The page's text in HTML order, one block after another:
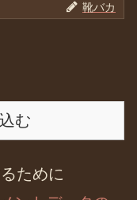
靴バカ
む
ために